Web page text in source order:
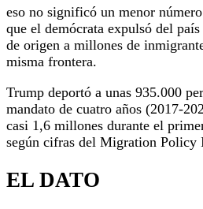
eso no significó un menor
que el demócrata expulsó del
de origen a millones de
misma frontera.
Trump deportó a unas 935.000
mandato de cuatro años (2017-
casi 1,6 millones durante el
según cifras del Migration Policy
EL DATO